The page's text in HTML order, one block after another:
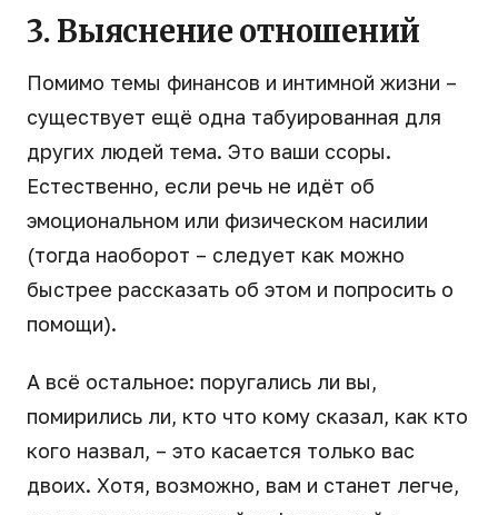
3. Выяснение отношений
Помимо темы финансов и интимной жизни –
существует ещё одна табуированная для
других людей тема. Это ваши ссоры.
Естественно, если речь не идёт об
эмоциональном или физическом насилии
(тогда наоборот – следует как можно
быстрее рассказать об этом и попросить о
помощи).
А всё остальное: поругались ли вы,
помирились ли, кто что кому сказал, как кто
кого назвал, – это касается только вас
двоих. Хотя, возможно, вам и станет легче,